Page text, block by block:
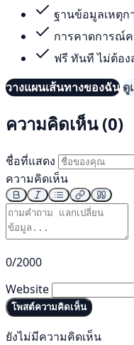
ฐานข้อมูลเหตุก
การคาดการณ์ค
ฟรี ทันที ไม่ต้อ
วางแผนเส้นทางของฉัน ดู
ความคิดเห็น (0)
ชื่อที่แสดง
ความคิดเห็น
0/2000
Website
โพสต์ความคิดเห็น
ยังไม่มีความคิดเห็น